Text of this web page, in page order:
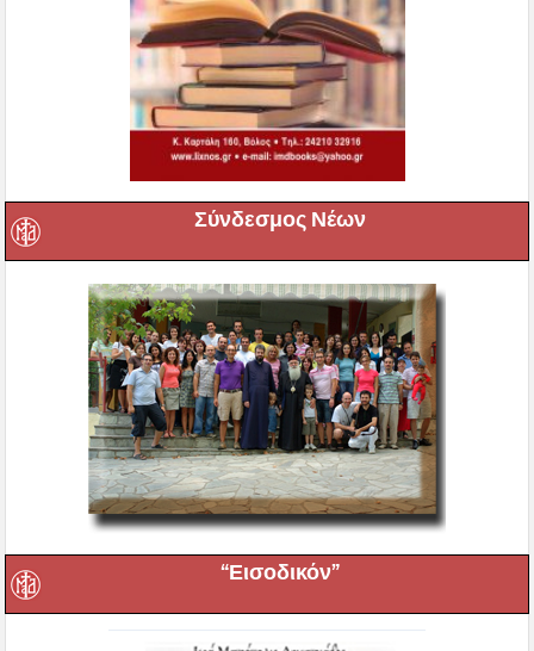
Σύνδεσμος Νέων
“Εισοδικόν”